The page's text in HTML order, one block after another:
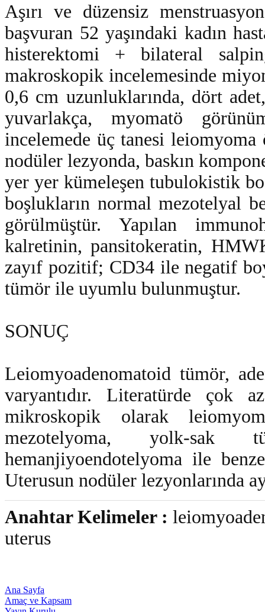
Aşırı ve düzensiz
başvuran 52 yaşındaki kadın
histerektomi + bilateral
makroskopik incelemesinde
0,6 cm uzunluklarında, dört
yuvarlakça, myomatö
incelemede üç tanesi
nodüler lezyonda, baskın
yer yer kümeleşen tubulokistik
boşlukların normal mezotelyal
görülmüştür. Yapılan
kalretinin, pansitokeratin,
zayıf pozitif; CD34 ile negatif
tümör ile uyumlu bulunmuştur.
SONUÇ
Leiomyoadenomatoid tümör,
varyantıdır. Literatürde çok
mikroskopik olarak
mezotelyoma, yolk-sak
hemanjiyoendotelyoma ile
Uterusun nodüler lezyonlarında
Anahtar Kelimeler :
uterus
Ana Sayfa
Amaç ve Kapsam